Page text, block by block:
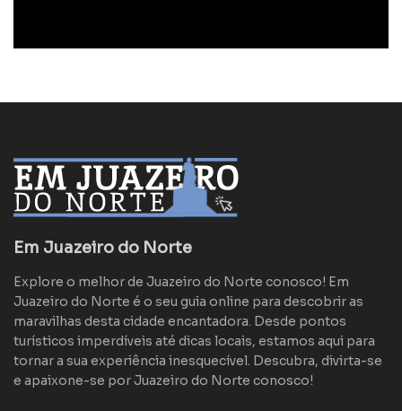
Em Juazeiro do Norte
Explore o melhor de Juazeiro do Norte conosco! Em
Juazeiro do Norte é o seu guia online para descobrir as
maravilhas desta cidade encantadora. Desde pontos
turísticos imperdíveis até dicas locais, estamos aqui para
tornar a sua experiência inesquecível. Descubra, divirta-se
e apaixone-se por Juazeiro do Norte conosco!